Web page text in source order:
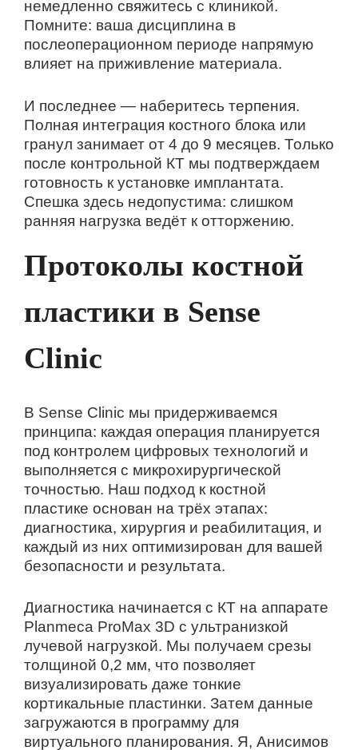
немедленно свяжитесь с клиникой.
Помните: ваша дисциплина в
послеоперационном периоде напрямую
влияет на приживление материала.
И последнее — наберитесь терпения.
Полная интеграция костного блока или
гранул занимает от 4 до 9 месяцев. Только
после контрольной КТ мы подтверждаем
готовность к установке имплантата.
Спешка здесь недопустима: слишком
ранняя нагрузка ведёт к отторжению.
Протоколы костной
пластики в Sense
Clinic
В Sense Clinic мы придерживаемся
принципа: каждая операция планируется
под контролем цифровых технологий и
выполняется с микрохирургической
точностью. Наш подход к костной
пластике основан на трёх этапах:
диагностика, хирургия и реабилитация, и
каждый из них оптимизирован для вашей
безопасности и результата.
Диагностика начинается с КТ на аппарате
Planmeca ProMax 3D с ультранизкой
лучевой нагрузкой. Мы получаем срезы
толщиной 0,2 мм, что позволяет
визуализировать даже тонкие
кортикальные пластинки. Затем данные
загружаются в программу для
виртуального планирования. Я, Анисимов